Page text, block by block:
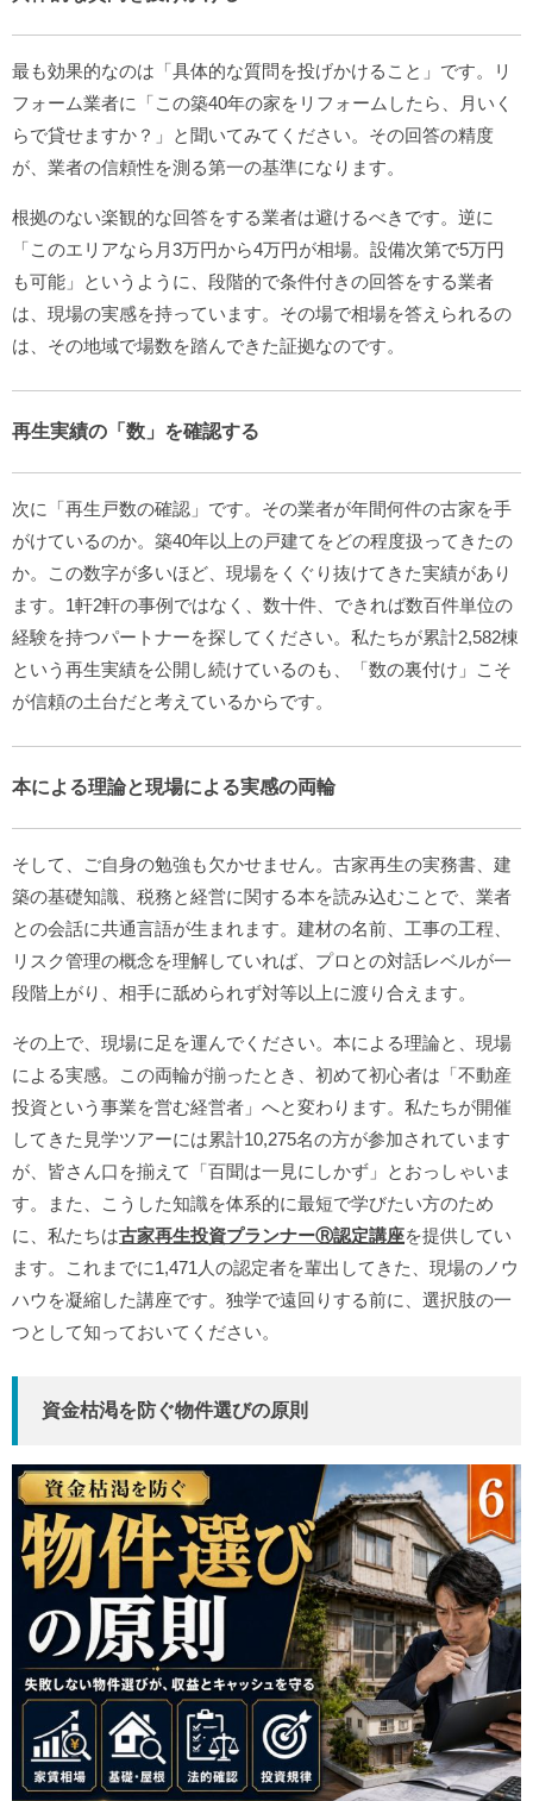
最も効果的なのは「具体的な質問を投げかけること」です。リ
フォーム業者に「この築40年の家をリフォームしたら、月いく
らで貸せますか？」と聞いてみてください。その回答の精度
が、業者の信頼性を測る第一の基準になります。
根拠のない楽観的な回答をする業者は避けるべきです。逆に
「このエリアなら月3万円から4万円が相場。設備次第で5万円
も可能」というように、段階的で条件付きの回答をする業者
は、現場の実感を持っています。その場で相場を答えられるの
は、その地域で場数を踏んできた証拠なのです。
再生実績の「数」を確認する
次に「再生戸数の確認」です。その業者が年間何件の古家を手
がけているのか。築40年以上の戸建てをどの程度扱ってきたの
か。この数字が多いほど、現場をくぐり抜けてきた実績があり
ます。1軒2軒の事例ではなく、数十件、できれば数百件単位の
経験を持つパートナーを探してください。私たちが累計2,582棟
という再生実績を公開し続けているのも、「数の裏付け」こそ
が信頼の土台だと考えているからです。
本による理論と現場による実感の両輪
そして、ご自身の勉強も欠かせません。古家再生の実務書、建
築の基礎知識、税務と経営に関する本を読み込むことで、業者
との会話に共通言語が生まれます。建材の名前、工事の工程、
リスク管理の概念を理解していれば、プロとの対話レベルが一
段階上がり、相手に舐められず対等以上に渡り合えます。
その上で、現場に足を運んでください。本による理論と、現場
による実感。この両輪が揃ったとき、初めて初心者は「不動産
投資という事業を営む経営者」へと変わります。私たちが開催
してきた見学ツアーには累計10,275名の方が参加されています
が、皆さん口を揃えて「百聞は一見にしかず」とおっしゃいま
す。また、こうした知識を体系的に最短で学びたい方のため
に、私たちは古家再生投資プランナーⓇ認定講座を提供してい
ます。これまでに1,471人の認定者を輩出してきた、現場のノウ
ハウを凝縮した講座です。独学で遠回りする前に、選択肢の一
つとして知っておいてください。
資金枯渇を防ぐ物件選びの原則